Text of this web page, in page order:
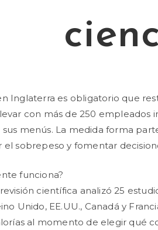
Inglaterra es obligatorio que
con más de 250 empleados
menús. La medida forma
sobrepeso y fomentar
funciona?
científica analizó 25
Unido, EE.UU., Canadá y
al momento de elegir qué